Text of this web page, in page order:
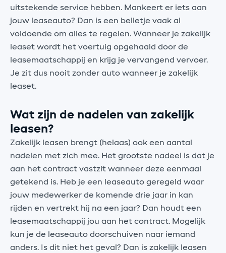
uitstekende service hebben. Mankeert er iets aan
jouw leaseauto? Dan is een belletje vaak al
voldoende om alles te regelen. Wanneer je zakelijk
leaset wordt het voertuig opgehaald door de
leasemaatschappij en krijg je vervangend vervoer.
Je zit dus nooit zonder auto wanneer je zakelijk
leaset.
Wat zijn de nadelen van zakelijk
leasen?
Zakelijk leasen brengt (helaas) ook een aantal
nadelen met zich mee. Het grootste nadeel is dat je
aan het contract vastzit wanneer deze eenmaal
getekend is. Heb je een leaseauto geregeld waar
jouw medewerker de komende drie jaar in kan
rijden en vertrekt hij na een jaar? Dan houdt een
leasemaatschappij jou aan het contract. Mogelijk
kun je de leaseauto doorschuiven naar iemand
anders. Is dit niet het geval? Dan is zakelijk leasen